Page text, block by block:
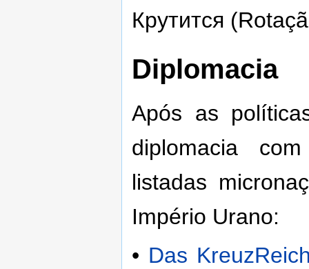
Крутитcя
Diplomacia
Após as
diplomacia
listadas
Império Urano:
• Das